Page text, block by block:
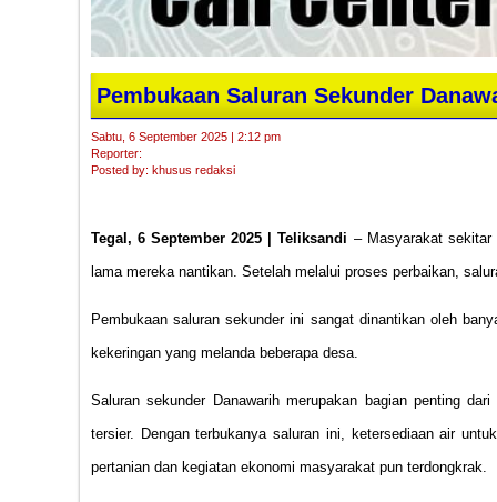
Pembukaan Saluran Sekunder
Sabtu, 6 September 2025 | 2:12 pm
Reporter:
Posted by: khusus redaksi
Tegal, 6 September 2025 | Teliksandi – Masyarakat sekitar
lama mereka nantikan. Setelah melalui proses perbaikan,
Pembukaan saluran sekunder ini sangat dinantikan oleh
kekeringan yang melanda beberapa desa.
Saluran sekunder Danawarih merupakan bagian penting
tersier. Dengan terbukanya saluran ini, ketersediaan air
pertanian dan kegiatan ekonomi masyarakat pun terdongkrak.